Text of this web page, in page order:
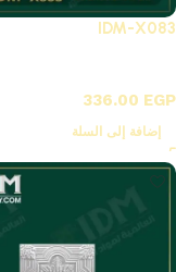
IDM-X083
336.00 EGP
إضافة إلى السلة